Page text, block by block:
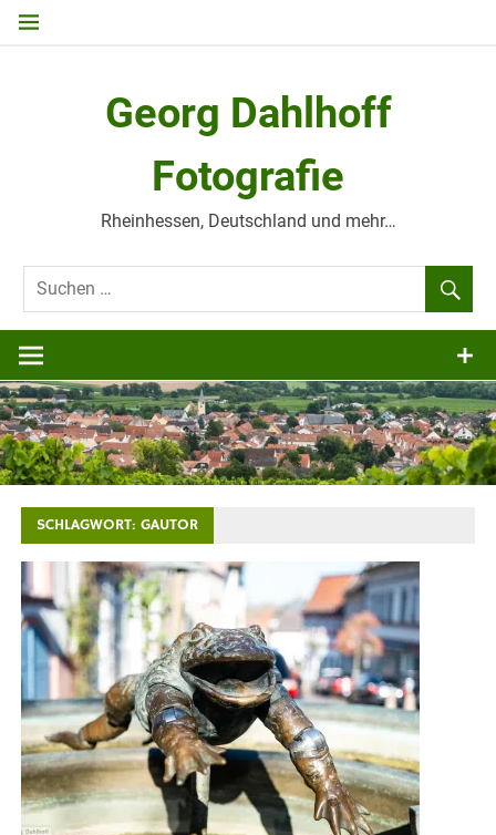
Zum
Georg Dahlhoff
Fotografie
Rheinhessen, Deutschland und mehr…
SCHLAGWORT:GAUTOR